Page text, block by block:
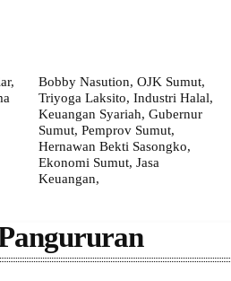
Bobby Nasution, OJK Sumut,
Triyoga Laksito, Industri Halal,
Keuangan Syariah, Gubernur
Sumut, Pemprov Sumut,
Hernawan Bekti Sasongko,
Ekonomi Sumut, Jasa
Keuangan,